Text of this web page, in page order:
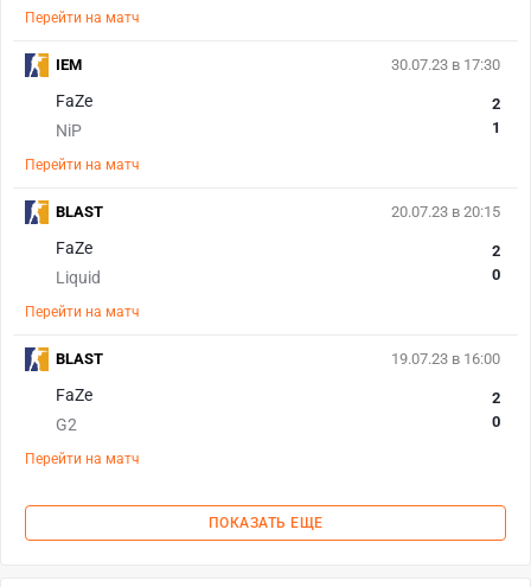
Перейти на матч
30.07.23 в 17:30
FaZe
NiP
2
1
Перейти на матч
IEM
20.07.23 в 20:15
FaZe
Liquid
2
0
Перейти на матч
BLAST
19.07.23 в 16:00
FaZe
G2
2
0
Перейти на матч
BLAST
ПОКАЗАТЬ ЕЩЕ